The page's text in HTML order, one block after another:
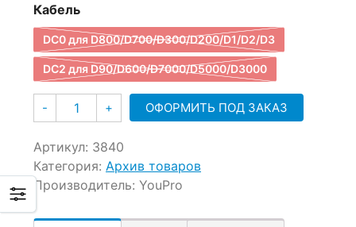
Кабель
DC0 для D800/D700/D300/D200/D1/D2/D3
DC2 для D90/D600/D7000/D5000/D3000
- Количество
+ ОФОРМИТЬ ПОД ЗАКАЗ
Артикул: 3840
Категория: Архив товаров
Производитель: YouPro